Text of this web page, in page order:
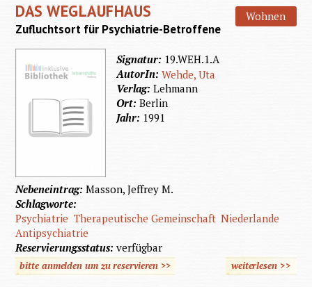
DAS WEGLAUFHAUS Wohnen
Zufluchtsort für Psychiatrie-Betroffene
Signatur: 19.WEH.1.A
AutorIn:Wehde, Uta
Verlag:Lehmann
Ort:Berlin
Jahr: 1991
Nebeneintrag:Masson, Jeffrey M.
Schlagworte:
Psychiatrie Therapeutische Gemeinschaft Niederlande
Antipsychiatrie
Reservierungsstatus:verfügbar
bitte anmelden um zu reservieren >> weiterlesen
über
>>